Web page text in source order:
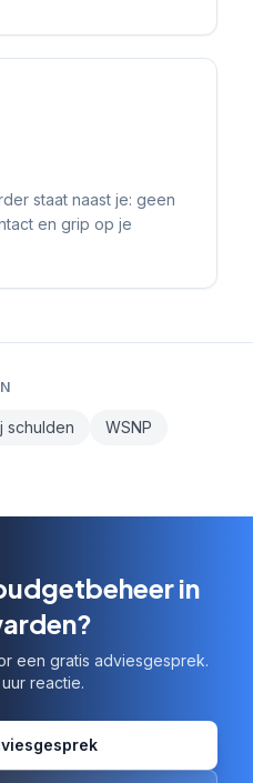
staat naast je: geen
en grip op je
schulden
WSNP
in
een gratis adviesgesprek.
reactie.